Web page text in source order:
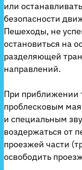
или
безопасности
Пешеходы, не
остановиться на
разделяющей
направлений.
При приближении
проблесковым
и специальным
воздержаться от
проезжей части
освободить